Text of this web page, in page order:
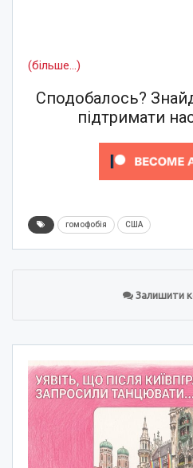
(більше…)
Сподобалось?
підтримати
гомофобія США
Залишити